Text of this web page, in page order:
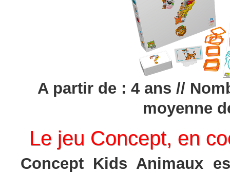
A partir de : 4 ans //
moyenne
Le jeu Concept, en
Concept Kids Animaux